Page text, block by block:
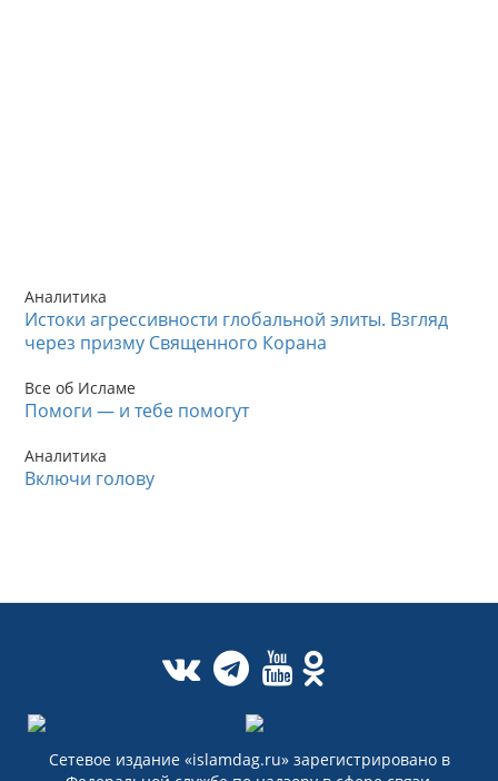
Аналитика
Истоки агрессивности глобальной элиты. Взгляд
через призму Священного Корана
Все об Исламе
Помоги — и тебе помогут
Аналитика
Включи голову
Сетевое издание «islamdag.ru» зарегистрировано в